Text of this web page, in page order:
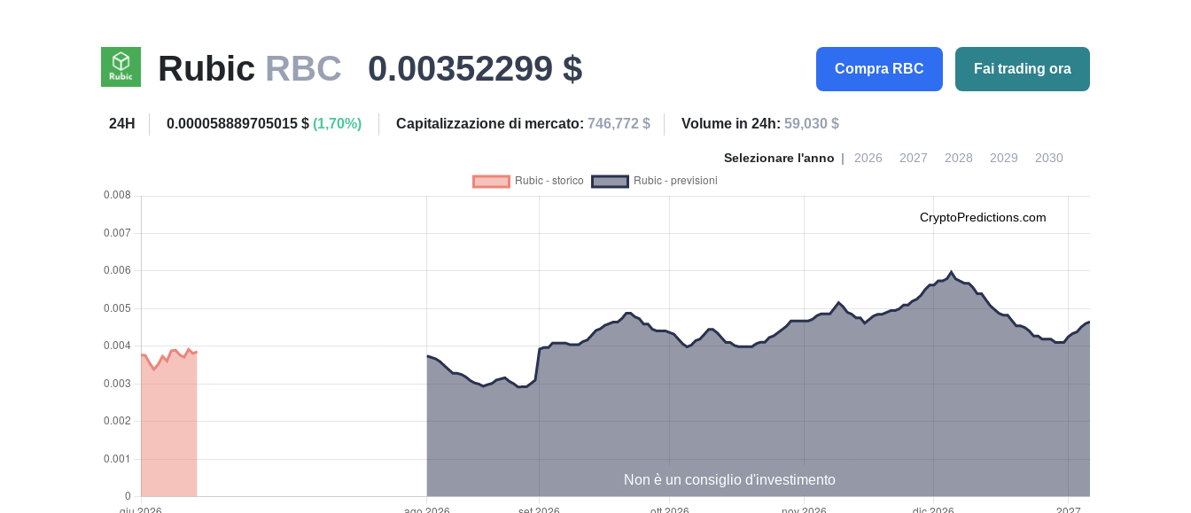
Rubic RBC 0.00352299 $ Compra RBC Fai trading ora
24H 0.000058889705015 $ (1,70%) Capitalizzazione di mercato: 746,772 $ Volume in 24h: 59,030 $
Selezionare l'anno 2026 2027 2028 2029 2030
CryptoPredictions.com
Non è un consiglio d'investimento